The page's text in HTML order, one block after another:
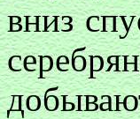
вниз